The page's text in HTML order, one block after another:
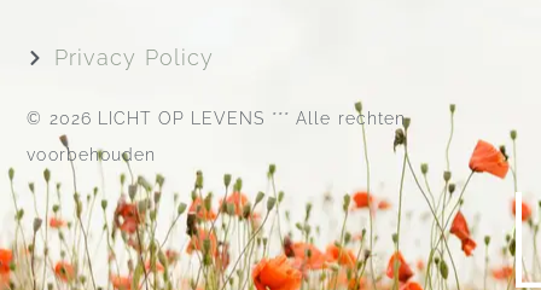
Privacy Policy
© 2026 LICHT OP LEVENS *** Alle rechten
voorbehouden